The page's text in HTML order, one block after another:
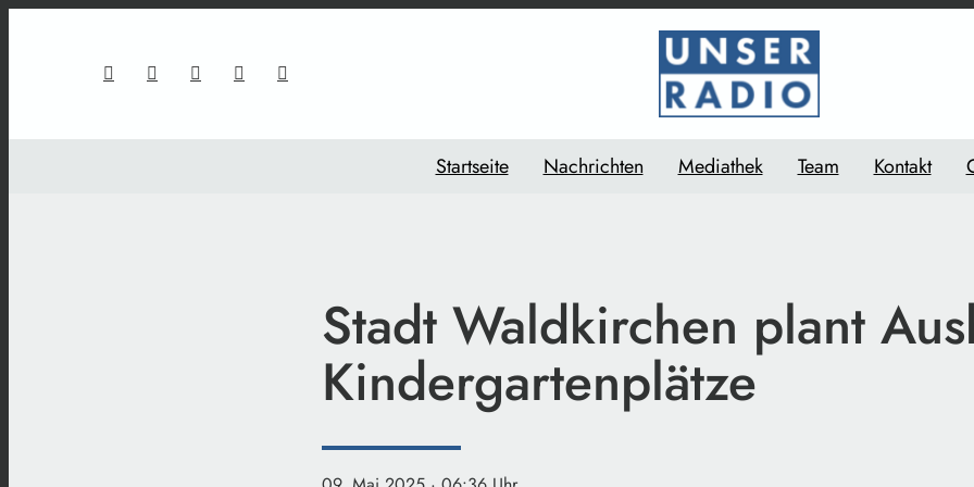
Startseite Nachrichten Mediathek Team Kontakt
Stadt Waldkirchen plant
Kindergartenplätze